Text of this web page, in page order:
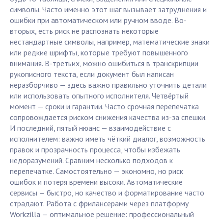
символы. Часто именно этот шаг вызывает затруднения и
ошибки при автоматическом или ручном вводе. Во-
вторых, есть риск не распознать некоторые
нестандартные символы, например, математические знаки
или редкие шрифты, которые требуют повышенного
внимания. В-третьих, можно ошибиться в транскрипции
рукописного текста, если документ был написан
неразборчиво — здесь важно правильно уточнить детали
или использовать опытного исполнителя. Четвёртый
момент — сроки и гарантии. Часто срочная перепечатка
сопровождается риском снижения качества из-за спешки.
И последний, пятый нюанс — взаимодействие с
исполнителем: важно иметь чёткий диалог, возможность
правок и прозрачность процесса, чтобы избежать
недоразумений. Сравним несколько подходов к
перепечатке. Самостоятельно — экономно, но риск
ошибок и потеря времени высоки. Автоматические
сервисы — быстро, но качество и форматирование часто
страдают. Работа с фрилансерами через платформу
Workzilla — оптимальное решение: профессиональный